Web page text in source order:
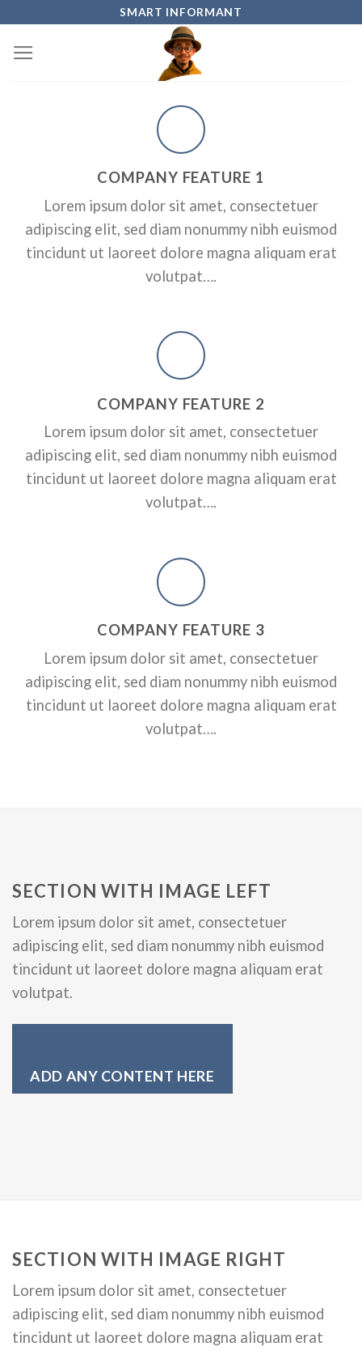
content
SMART INFORMANT
ADD SOME
nonummy nibh euismod
erat volutpat….
ut laoreet dolore magna
COMPANY FEATURE 1
Lorem ipsum dolor sit amet, consectetuer
adipiscing elit, sed diam nonummy nibh euismod
tincidunt ut laoreet dolore magna aliquam erat
volutpat….
COMPANY FEATURE 2
Lorem ipsum dolor sit amet, consectetuer
adipiscing elit, sed diam nonummy nibh euismod
tincidunt ut laoreet dolore magna aliquam erat
volutpat….
COMPANY FEATURE 3
Lorem ipsum dolor sit amet, consectetuer
adipiscing elit, sed diam nonummy nibh euismod
tincidunt ut laoreet dolore magna aliquam erat
volutpat….
SECTION WITH IMAGE LEFT
Lorem ipsum dolor sit amet, consectetuer
adipiscing elit, sed diam nonummy nibh euismod
tincidunt ut laoreet dolore magna aliquam erat
volutpat.
ADD ANY CONTENT HERE
SECTION WITH IMAGE RIGHT
Lorem ipsum dolor sit amet, consectetuer
adipiscing elit, sed diam nonummy nibh euismod
tincidunt ut laoreet dolore magna aliquam erat